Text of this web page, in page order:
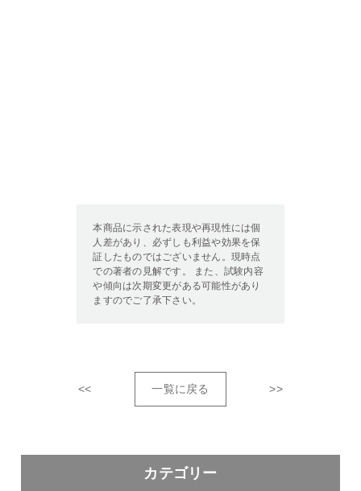
本商品に示された表現や再現性には個
人差があり、必ずしも利益や効果を保
証したものではございません。現時点
での著者の見解です。 また、試験内容
や傾向は次期変更がある可能性があり
ますのでご了承下さい。
<< 一覧に戻る >>
カテゴリー